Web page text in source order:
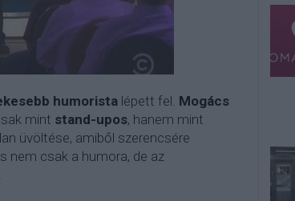
humoristalépett fel. Mogács
mint stand-upos, hanem mint
üvöltése, amiből szerencsére
nem csak a humora, de az